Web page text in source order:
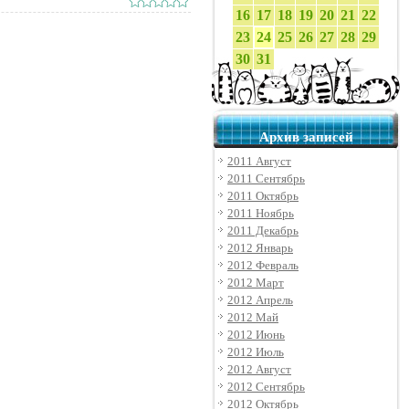
16 17 18 19 20 21 22
23 24 25 26 27 28 29
30 31
Архив записей
2011 Август
2011 Сентябрь
2011 Октябрь
2011 Ноябрь
2011 Декабрь
2012 Январь
2012 Февраль
2012 Март
2012 Апрель
2012 Май
2012 Июнь
2012 Июль
2012 Август
2012 Сентябрь
2012 Октябрь